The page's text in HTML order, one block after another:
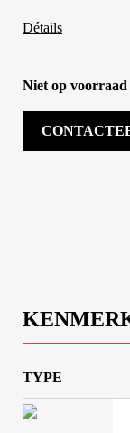
Détails
Niet op voorraad
TYPE